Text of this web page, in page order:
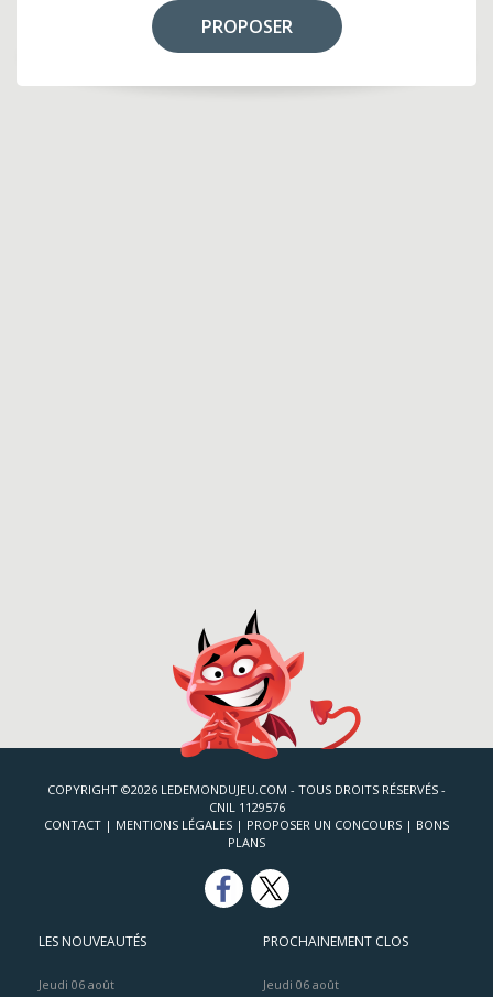
PROPOSER
COPYRIGHT ©2026 LEDEMONDUJEU.COM - TOUS DROITS RÉSERVÉS -
CNIL 1129576
CONTACT | MENTIONS LÉGALES | PROPOSER UN CONCOURS | BONS
PLANS
LES NOUVEAUTÉS
Jeudi 06 août
PROCHAINEMENT CLOS
Jeudi 06 août